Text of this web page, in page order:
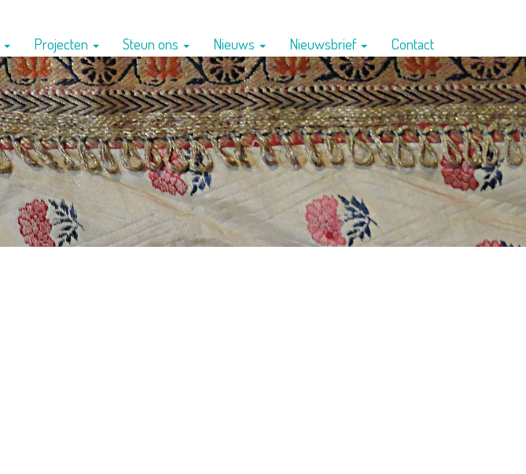
Projecten Steun ons Nieuws Nieuwsbrief Contact